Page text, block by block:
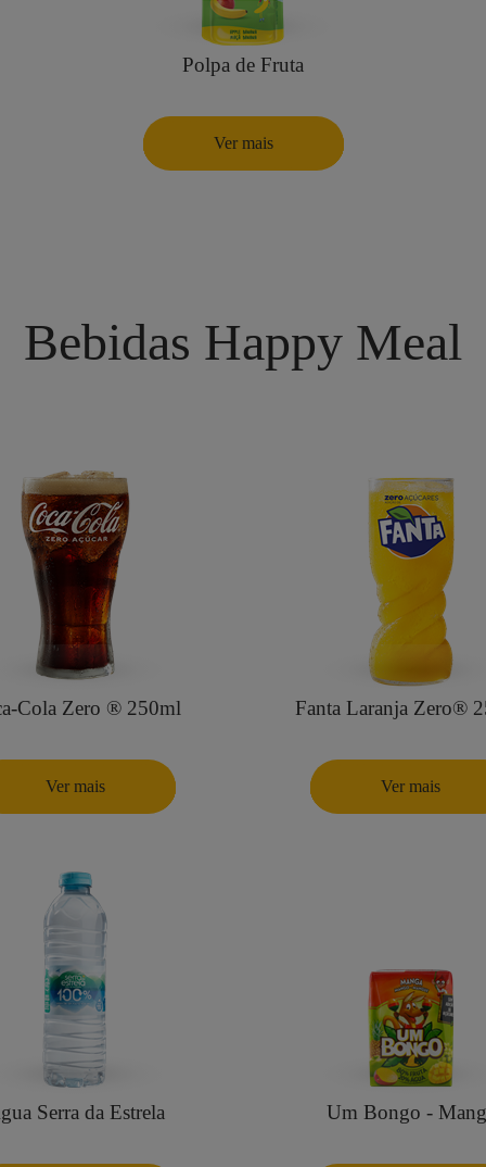
Polpa de Fruta
Ver mais
Bebidas Happy Meal
Cola Zero ® 250ml
Ver mais
Fanta Laranja Zero®
Ver mais
Serra da Estrela Um Bongo -